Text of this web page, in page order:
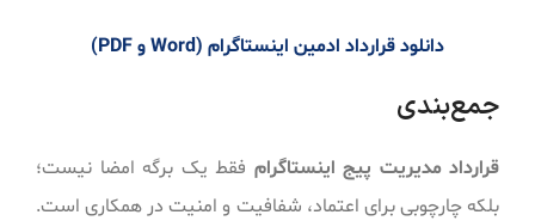
دانلود قرارداد ادمین اینستاگرام (Word و PDF)
جمع‌بندی
قرارداد مدیریت پیج اینستاگرام فقط یک برگه امضا نیست؛
بلکه چارچوبی برای اعتماد، شفافیت و امنیت در همکاری است.